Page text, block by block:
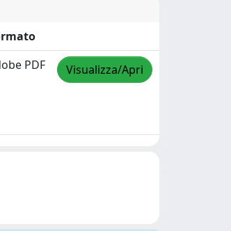
PDF Visualizza/Apri